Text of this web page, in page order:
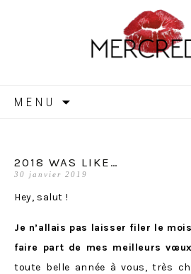
MENU
2018 WAS LIKE…
30 janvier 2019
Hey, salut !
Je n’allais pas laisser filer le
faire part de mes meilleurs
toute belle année à vous, très